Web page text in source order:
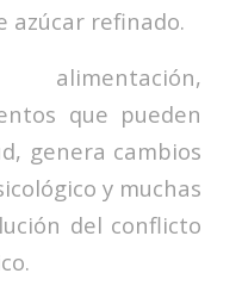
azúcar refinado.
que pueden
genera cambios
y muchas
del conflicto